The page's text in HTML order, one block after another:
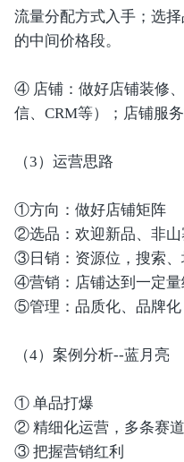
流量分配方式入手；选
的中间价格段。
④ 店铺：做好店铺装修
信、CRM等）；店铺服
（3）运营思路
①方向：做好店铺矩阵
②选品：欢迎新品、非山
③日销：资源位，搜索、
④营销：店铺达到一定量
⑤管理：品质化、品牌化
（4）案例分析--蓝月亮
① 单品打爆
② 精细化运营，多条赛
③ 把握营销红利